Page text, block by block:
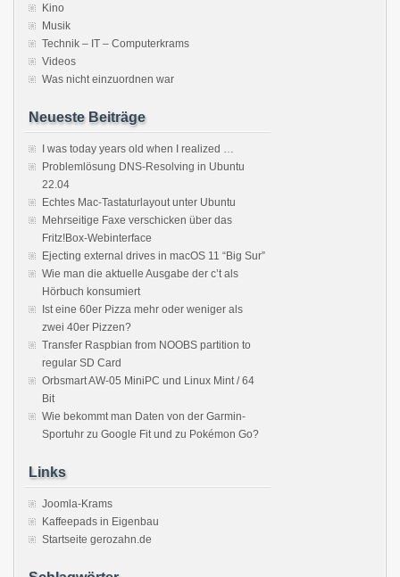
Kino
Musik
Technik – IT – Computerkrams
Videos
Was nicht einzuordnen war
Neueste Beiträge
I was today years old when I realized …
Problemlösung DNS-Resolving in Ubuntu
22.04
Echtes Mac-Tastaturlayout unter Ubuntu
Mehrseitige Faxe verschicken über das
Fritz!Box-Webinterface
Ejecting external drives in macOS 11 “Big Sur”
Wie man die aktuelle Ausgabe der c’t als
Hörbuch konsumiert
Ist eine 60er Pizza mehr oder weniger als
zwei 40er Pizzen?
Transfer Raspbian from NOOBS partition to
regular SD Card
Orbsmart AW-05 MiniPC und Linux Mint / 64
Bit
Wie bekommt man Daten von der Garmin-
Sportuhr zu Google Fit und zu Pokémon Go?
Links
Joomla-Krams
Kaffeepads in Eigenbau
Startseite gerozahn.de